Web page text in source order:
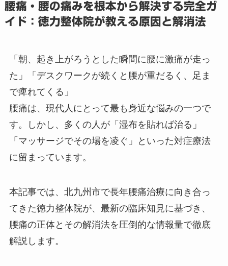
腰痛・腰の痛みを根本から解決する完全ガ
イド：徳力整体院が教える原因と解消法
「朝、起き上がろうとした瞬間に腰に激痛が走っ
た」「デスクワークが続くと腰が重だるく、足ま
で痺れてくる」
腰痛は、現代人にとって最も身近な悩みの一つで
す。しかし、多くの人が「湿布を貼れば治る」
「マッサージでその場を凌ぐ」といった対症療法
に留まっています。
本記事では、北九州市で長年腰痛治療に向き合っ
てきた徳力整体院が、最新の臨床知見に基づき、
腰痛の正体とその解消法を圧倒的な情報量で徹底
解説します。